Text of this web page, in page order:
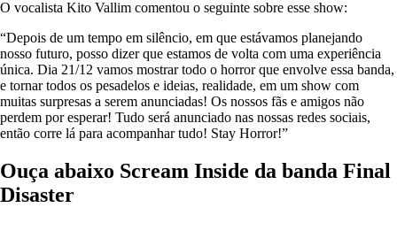
O vocalista Kito Vallim comentou o seguinte sobre esse show:
“Depois de um tempo em silêncio, em que estávamos planejando
nosso futuro, posso dizer que estamos de volta com uma experiência
única. Dia 21/12 vamos mostrar todo o horror que envolve essa banda,
e tornar todos os pesadelos e ideias, realidade, em um show com
muitas surpresas a serem anunciadas! Os nossos fãs e amigos não
perdem por esperar! Tudo será anunciado nas nossas redes sociais,
então corre lá para acompanhar tudo! Stay Horror!”
Ouça abaixo Scream Inside da banda Final
Disaster